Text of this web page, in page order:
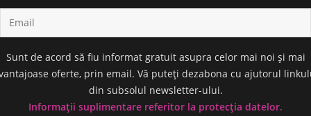
Sunt de acord să fiu informat gratuit asupra celor mai noi și mai
oferte, prin email. Vă puteți dezabona cu ajutorul
din subsolul newsletter-ului.
Informații suplimentare referitor la protecția datelor.